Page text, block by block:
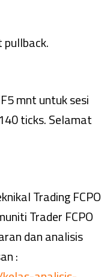
mnt untuk sesi
ticks. Selamat
Trading FCPO
Trader FCPO
dan analisis
: